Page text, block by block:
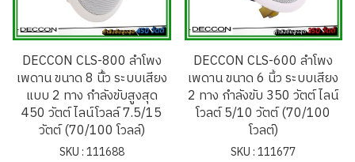
DECCON CLS-800 ลำโพง
เพดาน ขนาด 8 นิ้ัว ระบบเสียง
แบบ 2 ทาง กำลังขับสูงสุด
450 วัตต์ ไลน์โวลล์ 7.5/15
วัตต์ (70/100 โวลล์)
SKU : 111688
DECCON CLS-600 ลำโพง
เพดาน ขนาด 6 นิ้ว ระบบเสียง
2 ทาง กำลังขับ 350 วัตต์ ไลน์
โวลต์ 5/10 วัตต์ (70/100
โวลต์)
SKU : 111677